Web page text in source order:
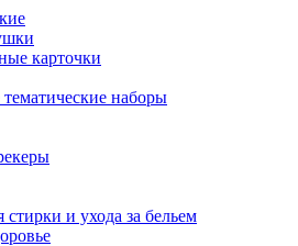
карточки
наборы
стирки и ухода за бельем